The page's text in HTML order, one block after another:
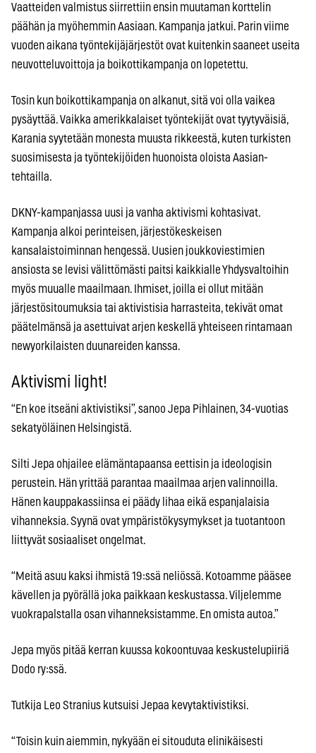
Vaatteiden valmistus siirrettiin ensin muutaman korttelin
päähän ja myöhemmin Aasiaan. Kampanja jatkui. Parin viime
vuoden aikana työntekijäjärjestöt ovat kuitenkin saaneet useita
neuvotteluvoittoja ja boikottikampanja on lopetettu.
Tosin kun boikottikampanja on alkanut, sitä voi olla vaikea
pysäyttää. Vaikka amerikkalaiset työntekijät ovat tyytyväisiä,
Karania syytetään monesta muusta rikkeestä, kuten turkisten
suosimisesta ja työntekijöiden huonoista oloista Aasian-
tehtailla.
DKNY-kampanjassa uusi ja vanha aktivismi kohtasivat.
Kampanja alkoi perinteisen, järjestökeskeisen
kansalaistoiminnan hengessä. Uusien joukkoviestimien
ansiosta se levisi välittömästi paitsi kaikkialle Yhdysvaltoihin
myös muualle maailmaan. Ihmiset, joilla ei ollut mitään
järjestösitoumuksia tai aktivistisia harrasteita, tekivät omat
päätelmänsä ja asettuivat arjen keskellä yhteiseen rintamaan
newyorkilaisten duunareiden kanssa.
Aktivismi light!
“En koe itseäni aktivistiksi”, sanoo Jepa Pihlainen, 34-vuotias
sekatyöläinen Helsingistä.
Silti Jepa ohjailee elämäntapaansa eettisin ja ideologisin
perustein. Hän yrittää parantaa maailmaa arjen valinnoilla.
Hänen kauppakassiinsa ei päädy lihaa eikä espanjalaisia
vihanneksia. Syynä ovat ympäristökysymykset ja tuotantoon
liittyvät sosiaaliset ongelmat.
“Meitä asuu kaksi ihmistä 19:ssä neliössä. Kotoamme pääsee
kävellen ja pyörällä joka paikkaan keskustassa. Viljelemme
vuokrapalstalla osan vihanneksistamme. En omista autoa.”
Jepa myös pitää kerran kuussa kokoontuvaa keskustelupiiriä
Dodo ry:ssä.
Tutkija Leo Stranius kutsuisi Jepaa kevytaktivistiksi.
“Toisin kuin aiemmin, nykyään ei sitouduta elinikäisesti